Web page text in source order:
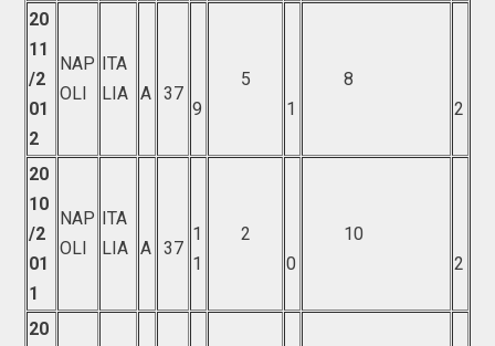
20
11
/2
01
2
NAP
OLI
ITA
LIA A 37
9
5
1
8
2
20
10
/2
01
1
NAP
OLI
ITA
LIA A 37
1
1
2
0
10
2
20